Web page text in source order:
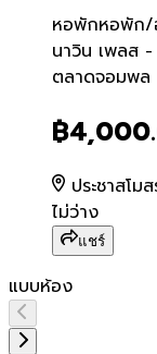
หอพักหอพัก/
นาวิน
นาวิน เพลส
ตลาดจอมพล
฿
ประชาสโม
ไม่ว่าง
แชร์
แบบห้อง